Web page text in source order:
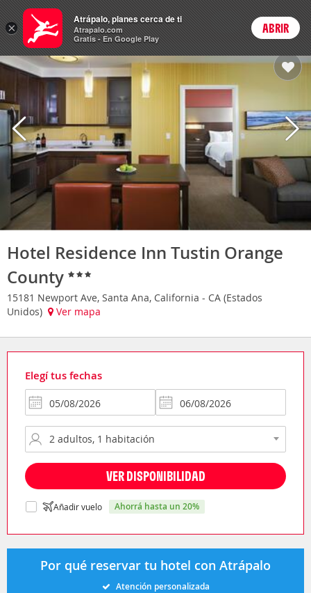
Hoteles Precios en
ARSCambiar moneda
Login
Hotel Residence Inn Tustin Orange
County
15181 Newport Ave, Santa Ana, California - CA (Estados
Unidos)
Ver mapa
Elegí tus fechas
VER DISPONIBILIDAD
Añadir vuelo ahorrá hasta un 20%
Por qué reservar tu hotel con Atrápalo
Atención personalizada
×
Atrápalo, planes cerca de ti
Atrapalo.com
Gratis - En Google Play
ABRIR